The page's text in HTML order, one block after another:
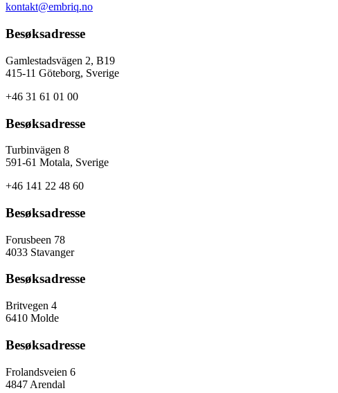
kontakt@embriq.no
Besøksadresse
Gamlestadsvägen 2, B19
415-11 Göteborg, Sverige
+46 31 61 01 00
Besøksadresse
Turbinvägen 8
591-61 Motala, Sverige
+46 141 22 48 60
Besøksadresse
Forusbeen 78
4033 Stavanger
Besøksadresse
Britvegen 4
6410 Molde
Besøksadresse
Frolandsveien 6
4847 Arendal